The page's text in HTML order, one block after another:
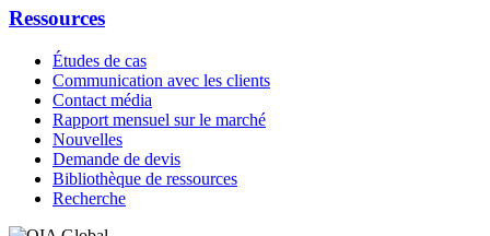
Ressources
Études de cas
Communication avec les clients
Contact média
Rapport mensuel sur le marché
Nouvelles
Demande de devis
Bibliothèque de ressources
Recherche